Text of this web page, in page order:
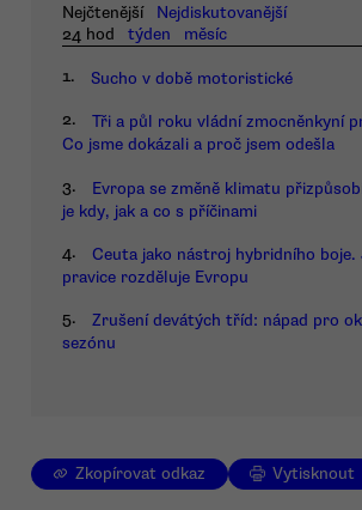
Nejčtenější
Nejdiskutovanější
24 hod
týden měsíc
1. Sucho v době motoristické
2.
Tři a půl roku vládní zmocněnkyní
Co jsme dokázali a proč jsem odešla
3.
Evropa se změně klimatu
je kdy, jak a co s příčinami
4.
Ceuta jako nástroj hybridního boje.
pravice rozděluje Evropu
5.
Zrušení devátých tříd: nápad pro
sezónu
Zkopírovat odkaz Vytisknout